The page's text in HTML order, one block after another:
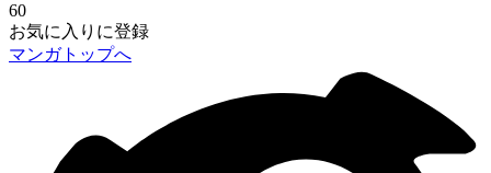
60
お気に入りに登録
マンガトップへ